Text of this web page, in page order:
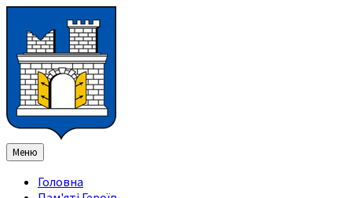
змісту
ліву
бічну
панель
праву
бічну
панель
нижнього
колонтитула
Меню
Головна